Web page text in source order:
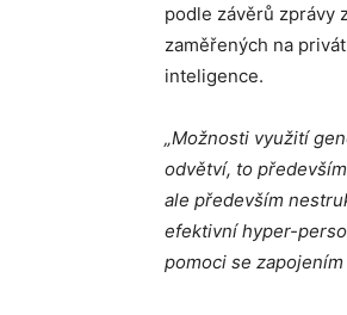
podle závěrů zprávy
zaměřených na
inteligence.
„Možnosti využití
odvětví, to
ale především
efektivní hyper-
pomoci se